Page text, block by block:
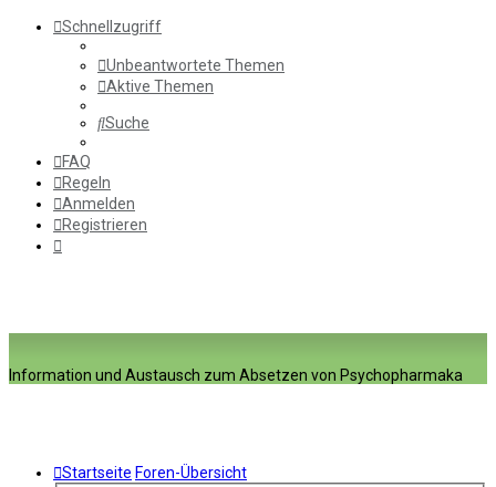
Schnellzugriff
Unbeantwortete Themen
Aktive Themen
Suche
FAQ
Regeln
Anmelden
Registrieren
Information und Austausch zum Absetzen von Psychopharmaka
Startseite Foren-Übersicht